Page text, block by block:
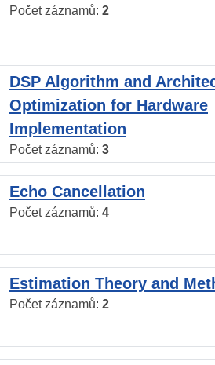
Počet záznamů: 2
DSP Algorithm and
Optimization for Hardware
Implementation
Počet záznamů: 3
Echo Cancellation
Počet záznamů: 4
Estimation Theory and
Počet záznamů: 2